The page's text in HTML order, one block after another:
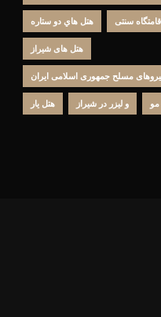
هتل هاي دو ستاره سنتی
هتل های شیراز
مسلح جمهوری اسلامی ایران
هتل یار و لیزر در شیراز